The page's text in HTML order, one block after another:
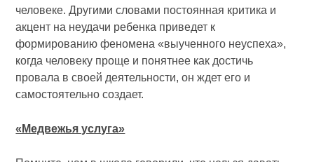
человеке. Другими словами постоянная критика и
акцент на неудачи ребенка приведет к
формированию феномена «выученного неуспеха»,
когда человеку проще и понятнее как достичь
провала в своей деятельности, он ждет его и
самостоятельно создает.
«Медвежья услуга»